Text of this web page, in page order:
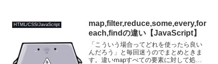
HTML/CSS/JavaScript
map,filter,reduce,some,every,for
each,findの違い【JavaScript】
「こういう場合ってどれを使ったら良い
んだろう」と毎回迷うのでまとめときま
す。違いmapすべての要素に対して処理